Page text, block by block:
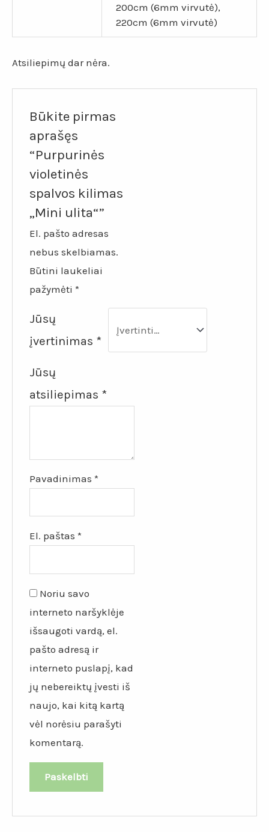
200cm (6mm virvutė),
220cm (6mm virvutė)
Atsiliepimų dar nėra.
Būkite pirmas
aprašęs
“Purpurinės
violetinės
spalvos kilimas
„Mini ulita“”
El. pašto adresas
nebus skelbiamas.
Būtini laukeliai
pažymėti*
Jūsų
įvertinimas *
Jūsų
atsiliepimas *
Pavadinimas*
El. paštas*
Noriu savo
interneto naršyklėje
išsaugoti vardą, el.
pašto adresą ir
interneto puslapį, kad
jų nebereiktų įvesti iš
naujo, kai kitą kartą
vėl norėsiu parašyti
komentarą.